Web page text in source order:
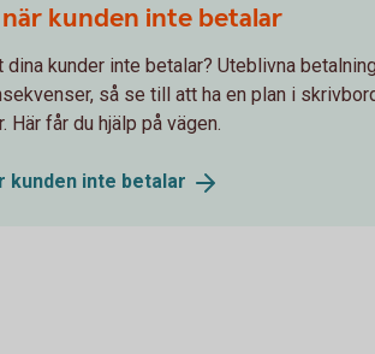
kunden inte betalar
dina kunder inte betalar? Uteblivna
så se till att ha en plan i
Här får du hjälp på vägen.
kunden inte betalar